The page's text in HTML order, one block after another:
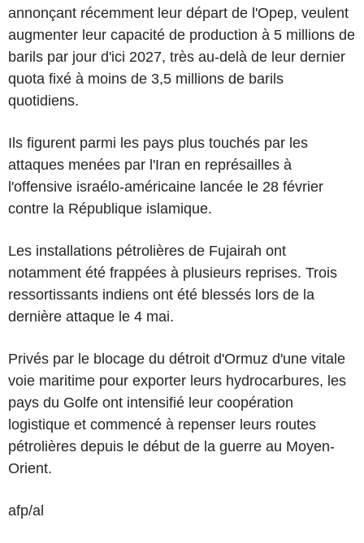
annonçant récemment leur départ de l'Opep, veulent
augmenter leur capacité de production à 5 millions de
barils par jour d'ici 2027, très au-delà de leur dernier
quota fixé à moins de 3,5 millions de barils
quotidiens.
Ils figurent parmi les pays plus touchés par les
attaques menées par l'Iran en représailles à
l'offensive israélo-américaine lancée le 28 février
contre la République islamique.
Les installations pétrolières de Fujairah ont
notamment été frappées à plusieurs reprises. Trois
ressortissants indiens ont été blessés lors de la
dernière attaque le 4 mai.
Privés par le blocage du détroit d'Ormuz d'une vitale
voie maritime pour exporter leurs hydrocarbures, les
pays du Golfe ont intensifié leur coopération
logistique et commencé à repenser leurs routes
pétrolières depuis le début de la guerre au Moyen-
Orient.
afp/al